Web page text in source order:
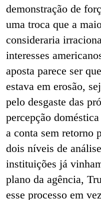
demonstração de
uma troca que a
consideraria
interesses
aposta parece ser
estava em erosão,
pelo desgaste das
percepção
a conta sem retorno
dois níveis de
instituições já
plano da agência,
esse processo em